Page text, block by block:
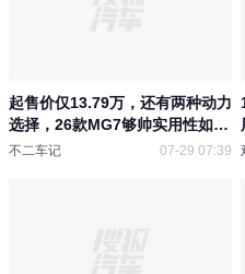
起售价仅13.79万，还有两种动力
选择，26款MG7够帅实用性如
何？
不二车记 07-29 07:39